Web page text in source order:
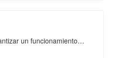
un funcionamiento…